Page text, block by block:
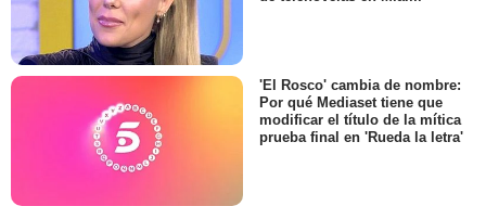
'El Rosco' cambia de nombre:
Por qué Mediaset tiene que
modificar el título de la mítica
prueba final en 'Rueda la letra'